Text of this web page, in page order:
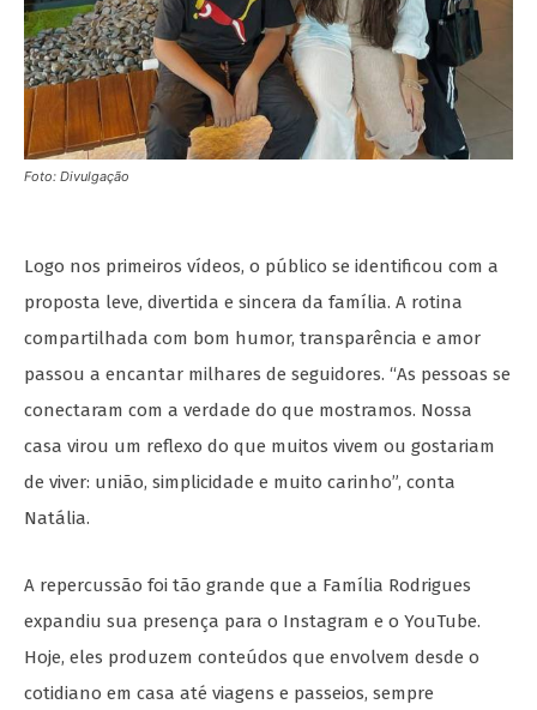
Foto: Divulgação
Logo nos primeiros vídeos, o público se identificou com a
proposta leve, divertida e sincera da família. A rotina
compartilhada com bom humor, transparência e amor
passou a encantar milhares de seguidores. “As pessoas se
conectaram com a verdade do que mostramos. Nossa
casa virou um reflexo do que muitos vivem ou gostariam
de viver: união, simplicidade e muito carinho”, conta
Natália.
A repercussão foi tão grande que a Família Rodrigues
expandiu sua presença para o Instagram e o YouTube.
Hoje, eles produzem conteúdos que envolvem desde o
cotidiano em casa até viagens e passeios, sempre